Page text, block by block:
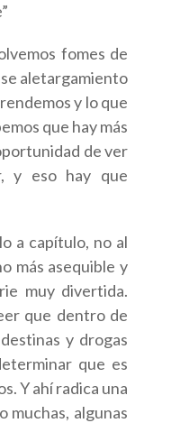
fomes de
aletargamiento
y lo que
que hay más
de ver
y eso hay que
a capítulo, no al
más asequible y
muy divertida.
que dentro de
y drogas
que es
Y ahí radica una
muchas, algunas